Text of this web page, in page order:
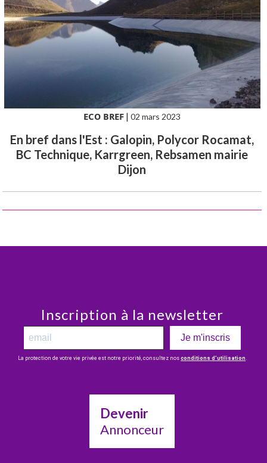
ECO BREF |02 mars 2023
En bref dans l'Est : Galopin, Polycor Rocamat,
BC Technique, Karrgreen, Rebsamen mairie
Dijon
Inscription à la newsletter
Je m'inscris
La protection de votre vie privée est notre priorité, consultez nos conditions d’utilisation
Devenir
Annonceur